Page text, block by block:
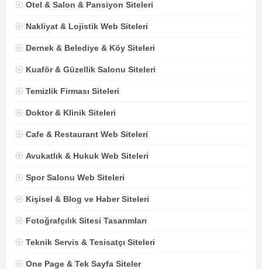
Otel & Salon & Pansiyon Siteleri
Nakliyat & Lojistik Web Siteleri
Dernek & Belediye & Köy Siteleri
Kuaför & Güzellik Salonu Siteleri
Temizlik Firması Siteleri
Doktor & Klinik Siteleri
Cafe & Restaurant Web Siteleri
Avukatlık & Hukuk Web Siteleri
Spor Salonu Web Siteleri
Kişisel & Blog ve Haber Siteleri
Fotoğrafçılık Sitesi Tasarımları
Teknik Servis & Tesisatçı Siteleri
One Page & Tek Sayfa Siteler